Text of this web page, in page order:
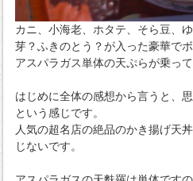
カニ、小海老、ホタテ、そら豆、
芽？ふきのとう？が入った豪華で
アスパラガス単体の天ぷらが乗って
はじめに全体の感想から言うと、
という感じです。
人気の超名店の絶品のかき揚げ天
じないです。